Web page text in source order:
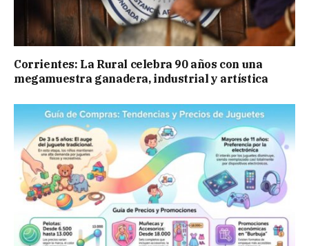
Corrientes: La Rural celebra 90 años con una
megamuestra ganadera, industrial y artística